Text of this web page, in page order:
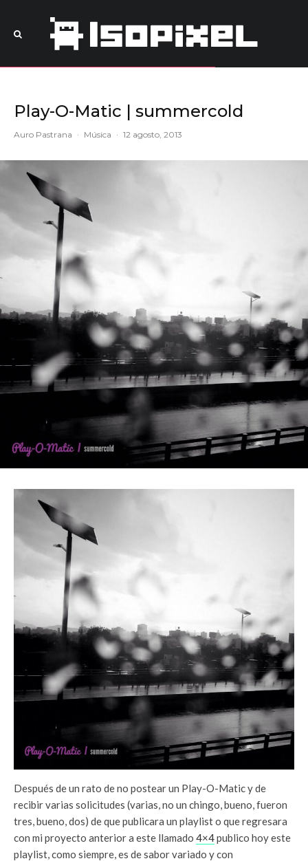
Play-O-Matic | summercold
Auro Pastrana · Música · 12 agosto, 2013
Después de un rato de no postear un Play-O-Matic y de
recibir varias solicitudes (varias, no un chingo, bueno, fueron
tres, bueno, dos) de que publicara un playlist o que regresara
con mi proyecto anterior a este llamado 4×4publico hoy este
playlist, como siempre, es de sabor variado y con